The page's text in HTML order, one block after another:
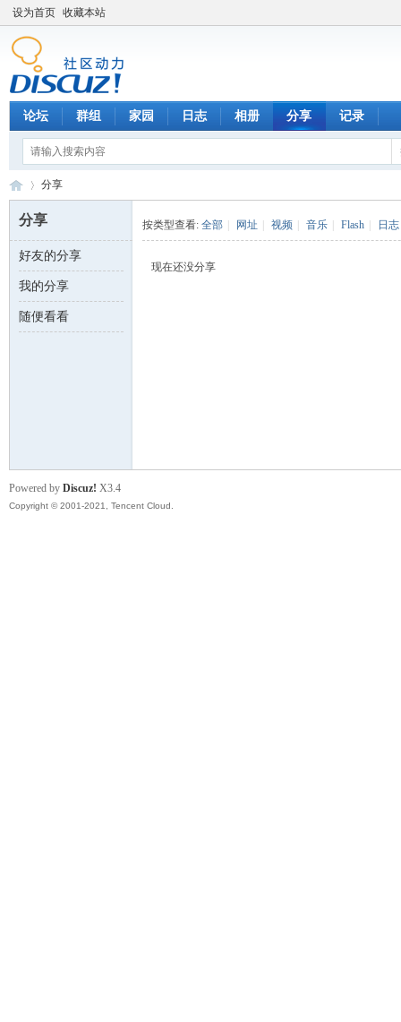
设为首页 收藏本站
论坛 群组 家园 日志 相册 分享 记录
数 ›
分享
分享
好友的分享
我的分享
随便看看
按类型查看: 全部 网址 视频 音乐 Flash 日志
现在还没分享
Powered by Discuz! X3.4
Copyright © 2001-2021, Tencent Cloud.